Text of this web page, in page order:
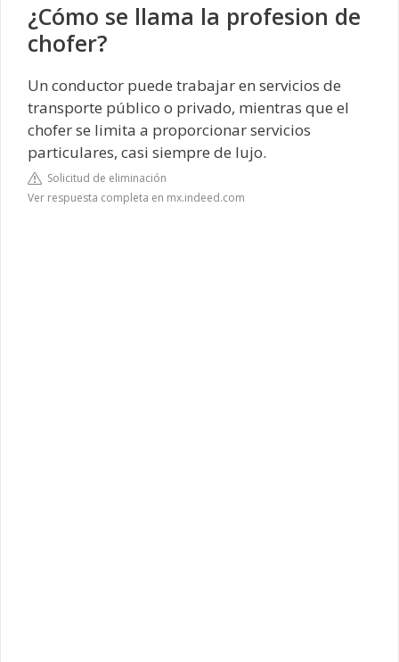
¿Cómo se llama la profesion de
chofer?
Un conductor puede trabajar en servicios de
transporte público o privado, mientras que el
chofer se limita a proporcionar servicios
particulares, casi siempre de lujo.
Solicitud de eliminación
Ver respuesta completa en mx.indeed.com